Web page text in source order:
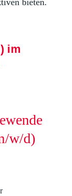
bieten.
im
w/d)